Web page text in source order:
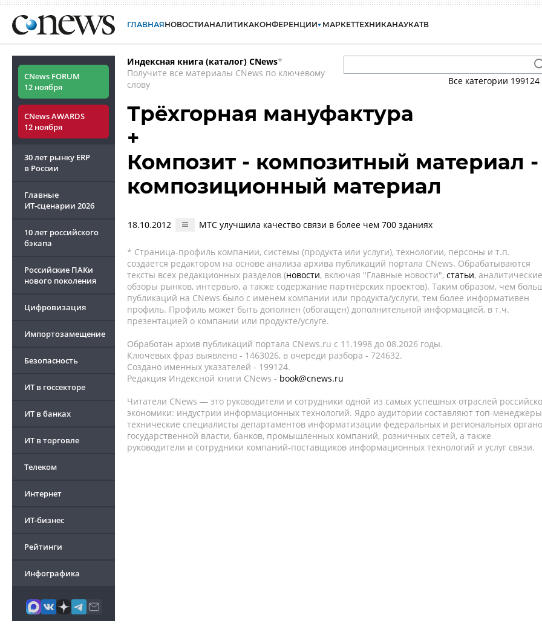
ГЛАВНАЯНОВОСТИАНАЛИТИКАКОНФЕРЕНЦИИ МАРКЕТТЕХНИКАНАУКАТВ
CNews FORUM
12 ноября
CNews AWARDS
12 ноября
30 лет рынку ERP
в России
Главные
ИТ-сценарии 2026
10 лет российского
бэкапа
Российские ПАКи
нового поколения
Цифровизация
Импортозамещение
Безопасность
ИТ в госсекторе
ИТ в банках
ИТ в торговле
Телеком
Интернет
ИТ-бизнес
Рейтинги
Инфографика
Индексная книга (каталог) CNews*
Получите все материалы CNews по ключевому
слову
Все категории 199124
Трёхгорная мануфактура
+
Композит - композитный материал -
композиционный материал
18.10.2012 МТС улучшила качество связи в более чем 700 зданиях
* Страница-профиль компании, системы (продукта или услуги), технологии, персоны и т.п.
создается редактором на основе анализа архива публикаций портала CNews. Обрабатываются
тексты всех редакционных разделов (новости, включая "Главные новости", статьи, аналитические
обзоры рынков, интервью, а также содержание партнёрских проектов). Таким образом, чем
публикаций на CNews было с именем компании или продукта/услуги, тем более информативен
профиль. Профиль может быть дополнен (обогащен) дополнительной информацией, в т.ч.
презентацией о компании или продукте/услуге.
Обработан архив публикаций портала CNews.ru c 11.1998 до 08.2026 годы.
Ключевых фраз выявлено - 1463026, в очереди разбора - 724632.
Создано именных указателей - 199124.
Редакция Индексной книги CNews - book@cnews.ru
Читатели CNews — это руководители и сотрудники одной из самых успешных отраслей
экономики: индустрии информационных технологий. Ядро аудитории составляют топ-
технические специалисты департаментов информатизации федеральных и региональных
государственной власти, банков, промышленных компаний, розничных сетей, а также
руководители и сотрудники компаний-поставщиков информационных технологий и услуг связи.